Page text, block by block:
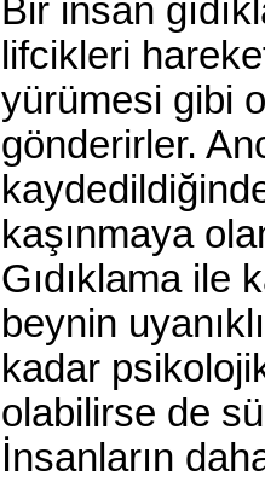
Bir insan
lifcikleri
yürümesi gibi
gönderirler.
kaşınmaya
Gıdıklama ile
beynin
kadar
olabilirse de
İnsanların